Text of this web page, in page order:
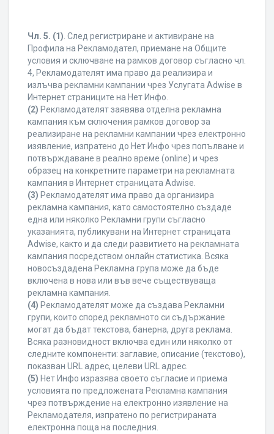
Чл. 5. (1) . След регистриране и активиране на
Профила на Рекламодател, приемане на Общите
условия и сключване на рамков договор съгласно чл.
4, Рекламодателят има право да реализира и
излъчва рекламни кампании чрез Услугата Adwise в
Интернет страниците на Нет Инфо.
(2) Рекламодателят заявява отделна рекламна
кампания към сключения рамков договор за
реализиране на рекламни кампании чрез електронно
изявление, изпратено до Нет Инфо чрез попълване и
потвърждаване в реално време (online) и чрез
образец на конкретните параметри на рекламната
кампания в Интернет страницата Adwise.
(3) Рекламодателят има право да организира
рекламна кампания, като самостоятелно създаде
една или няколко Рекламни групи съгласно
указанията, публикувани на Интернет страницата
Adwise, както и да следи развитието на рекламната
кампания посредством онлайн статистика. Всяка
новосъздадена Рекламна група може да бъде
включена в нова или във вече съществуваща
рекламна кампания.
(4) Рекламодателят може да създава Рекламни
групи, които според рекламното си съдържание
могат да бъдат текстова, банерна, друга реклама.
Всяка разновидност включва един или няколко от
следните компоненти: заглавие, описание (текстово),
показван URL адрес, целеви URL адрес.
(5) Нет Инфо изразява своето съгласие и приема
условията по предложената Рекламна кампания
чрез потвърждение на електронно изявление на
Рекламодателя, изпратено по регистрираната
електронна поща на последния.